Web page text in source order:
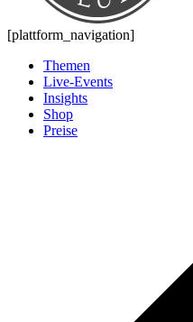
[plattform_navigation]
Themen
Live-Events
Insights
Shop
Preise